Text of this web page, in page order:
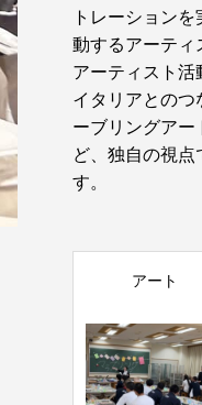
トレーション
動するアーティ
アーティスト活
イタリアとのつ
ーブリングアー
ど、独自の視
す。
アート